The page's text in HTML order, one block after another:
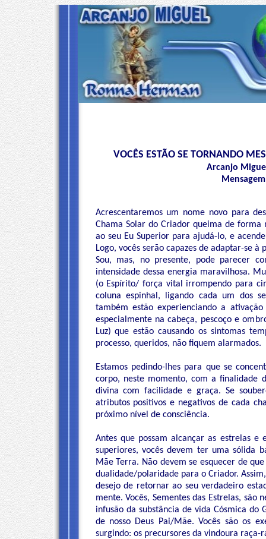
VOCÊS ESTÃO SE TORNANDO
Arcanjo
Acrescentaremos um nome novo para
Chama Solar do Criador queima de
ao seu Eu Superior para ajudá-lo, e
Logo, vocês serão capazes de adaptar-se à
Sou, mas, no presente, pode parecer
intensidade dessa energia maravilhosa.
(o Espírito/ força vital irrompendo para
coluna espinhal, ligando cada um dos
também estão experienciando a
especialmente na cabeça, pescoço e
Luz) que estão causando os sintomas
processo, queridos, não fiquem alarmados.
Estamos pedindo-lhes para que se
corpo, neste momento, com a finalidade
divina com facilidade e graça. Se
atributos positivos e negativos de cada
próximo nível de consciência.
Antes que possam alcançar as estrelas e
superiores, vocês devem ter uma sólida
Mãe Terra. Não devem se esquecer de
dualidade/polaridade para o Criador.
desejo de retornar ao seu verdadeiro
mente. Vocês, Sementes das Estrelas,
infusão da substância de vida Cósmica
de nosso Deus Pai/Mãe. Vocês são os
surgindo: os precursores da vindoura raça-